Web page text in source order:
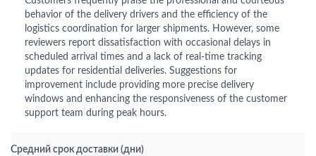
behavior of the delivery drivers and the efficiency of the
logistics coordination for larger shipments. However, some
reviewers report dissatisfaction with occasional delays in
scheduled arrival times and a lack of real-time tracking
updates for residential deliveries. Suggestions for
improvement include providing more precise delivery
windows and enhancing the responsiveness of the customer
support team during peak hours.
Средний срок доставки (дни)